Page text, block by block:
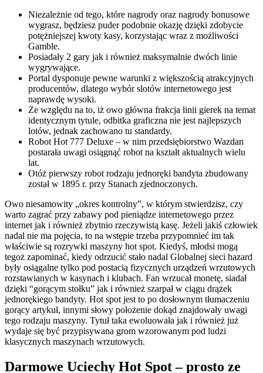
Niezależnie od tego, które nagrody oraz nagrody bonusowe
wygrasz, będziesz puder podobnie okazję dzięki zdobycie
potężniejszej kwoty kasy, korzystając wraz z możliwości
Gamble.
Posiadały 2 gary jak i również maksymalnie dwóch linie
wygrywające.
Portal dysponuje pewne warunki z większością atrakcyjnych
producentów, dlatego wybór slotów internetowego jest
naprawdę wysoki.
Ze względu na to, iż owo główna frakcja linii gierek na temat
identycznym tytule, odbitka graficzna nie jest najlepszych
lotów, jednak zachowano tu standardy.
Robot Hot 777 Deluxe – w nim przedsiębiorstwo Wazdan
postarała uwagi osiągnąć robot na kształt aktualnych wielu
lat.
Otóż pierwszy robot rodzaju jednoręki bandyta zbudowany
został w 1895 r. przy Stanach zjednoczonych.
Owo niesamowity „okres kontrolny”, w którym stwierdzisz, czy
warto zagrać przy zabawy pod pieniądze internetowego przez
internet jak i również zbytnio rzeczywistą kasę. Jeżeli jakiś człowiek
nadal nie ma pojęcia, to na wstępie trzeba przypomnieć im tak
właściwie są rozrywki maszyny hot spot. Kiedyś, młodsi mogą
tegoż zapominać, kiedy odrzucić stało nadal Globalnej sieci hazard
były osiągalne tylko pod postacią fizycznych urządzeń wrzutowych
rozstawianych w kasynach i klubach. Fan wrzucał monetę, siadał
dzięki “gorącym stołku” jak i również szarpał w ciągu drążek
jednorękiego bandyty. Hot spot jest to po dosłownym tłumaczeniu
gorący artykuł, innymi słowy położenie dokąd znajdowały uwagi
tego rodzaju maszyny. Tytuł taka ewoluowała jak i również już
wydaje się być przypisywana grom wzorowanym pod ludzi
klasycznych maszynach wrzutowych.
Darmowe Uciechy Hot Spot – prosto ze